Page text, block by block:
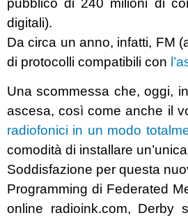
pubblico di 240 milioni di
digitali).
Da circa un anno, infatti, FM
di protocolli compatibili con
Una scommessa che, oggi,
ascesa, così come anche il
radiofonici in un modo
comodità di installare
Soddisfazione per questa
Programming di Federated
online radioink.com, Derby